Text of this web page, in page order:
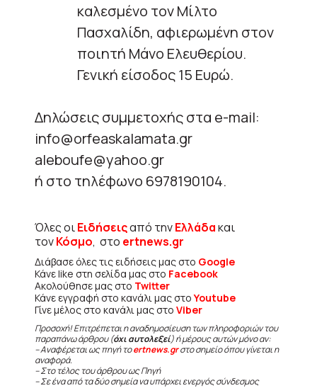
καλεσμένο τον Μίλτο
Πασχαλίδη, αφιερωμένη στον
ποιητή Μάνο Ελευθερίου.
Γενική είσοδος 15 Ευρώ.
Δηλώσεις συμμετοχής στα e-mail:
info@orfeaskalamata.gr
aleboufe@yahoo.gr
ή στο τηλέφωνο 6978190104.
Όλες οιΕιδήσειςαπό τηνΕλλάδακαι
τονΚόσμο, στο ertnews.gr
Διάβασε όλες τις ειδήσεις μας στο Google
Κάνε like στη σελίδα μας στο Facebook
Ακολούθησε μας στο Twitter
Κάνε εγγραφή στο κανάλι μας στοYoutube
Γίνε μέλος στο κανάλι μας στο Viber
Προσοχή! Επιτρέπεται η αναδημοσίευση των πληροφοριών του
παραπάνω άρθρου (όχι αυτολεξεί) ή μέρους αυτών μόνο αν:
– Αναφέρεται ως πηγή τοertnews.grστο σημείο όπου γίνεται η
αναφορά.
– Στο τέλος του άρθρου ως Πηγή
– Σε ένα από τα δύο σημεία να υπάρχει ενεργός σύνδεσμος